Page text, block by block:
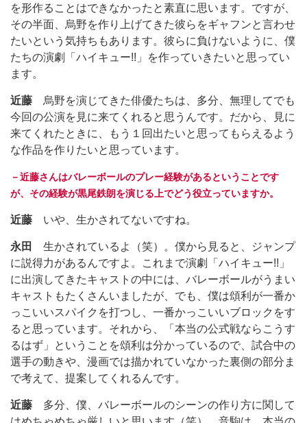
を形作ることはできなかったと素直に思います。ですが、
その半面、烏野を作り上げてきた彼らをギャフンと言わせ
たいという気持ちもあります。彼らに負けないように、僕
たちの演劇「ハイキュー!!」を作っていきたいと思ってい
ます。
近藤 烏野を演じてきた俳優たちは、多分、無理してでも
今回の公演を見に来てくれると思うんです。だから、見に
来てくれたときに、もう１回出たいと思ってもらえるよう
な作品を作りたいと思っています。
－近藤さんはバレーボールのプレー経験があるということです
が、その経験が黒尾鉄朗を演じる上でどう役立っていますか。
近藤 いや、生かされてないですね。
永田
生かされているよ（笑）。僕から見ると、ジャンプ
に説得力があるんですよ。これまで演劇「ハイキュー!!」
に出演してきたキャストの中には、バレーボールがうまい
キャストもたくさんいましたが、でも、僕は頌利が一番か
っこいいスパイクを打つし、一番かっこいいブロックをす
ると思っています。それから、「本当の公式戦ならこうす
るはず」ということを頌利は分かっているので、試合中の
選手の動きや、漫画では描かれていなかった裏側の部分ま
で考えて、提案してくれるんです。
近藤 多分、僕、バレーボールのシーンの作り方に関して